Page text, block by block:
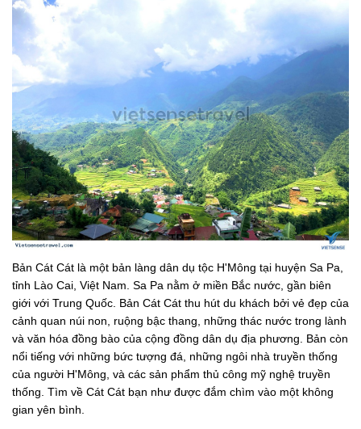
Bản Cát Cát là một bản làng dân dụ tộc H'Mông tại huyện Sa Pa,
tỉnh Lào Cai, Việt Nam. Sa Pa nằm ở miền Bắc nước, gần biên
giới với Trung Quốc. Bản Cát Cát thu hút du khách bởi vẻ đẹp của
cảnh quan núi non, ruộng bậc thang, những thác nước trong lành
và văn hóa đồng bào của cộng đồng dân dụ địa phương. Bản còn
nổi tiếng với những bức tượng đá, những ngôi nhà truyền thống
của người H'Mông, và các sản phẩm thủ công mỹ nghệ truyền
thống. Tìm về Cát Cát bạn như được đắm chìm vào một không
gian yên bình.